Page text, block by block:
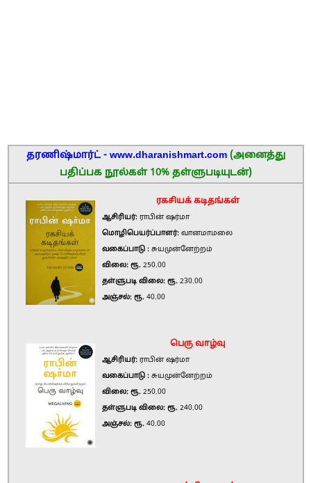
தரணிஷ்மார்ட் - www.dharanishmart.com (அனைத்து
பதிப்பக நூல்கள் 10% தள்ளுபடியுடன்)
ரகசியக் கடிதங்கள்
ஆசிரியர்: ராபின் ஷர்மா
மொழிபெயர்ப்பாளர்: வானமாமலை
வகைப்பாடு : சுயமுன்னேற்றம்
விலை: ரூ. 250.00
தள்ளுபடி விலை: ரூ. 230.00
அஞ்சல்: ரூ. 40.00
பெரு வாழ்வு
ஆசிரியர்: ராபின் ஷர்மா
வகைப்பாடு : சுயமுன்னேற்றம்
விலை: ரூ. 250.00
தள்ளுபடி விலை: ரூ. 240.00
அஞ்சல்: ரூ. 40.00